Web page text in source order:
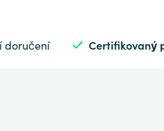
Certifikovaný